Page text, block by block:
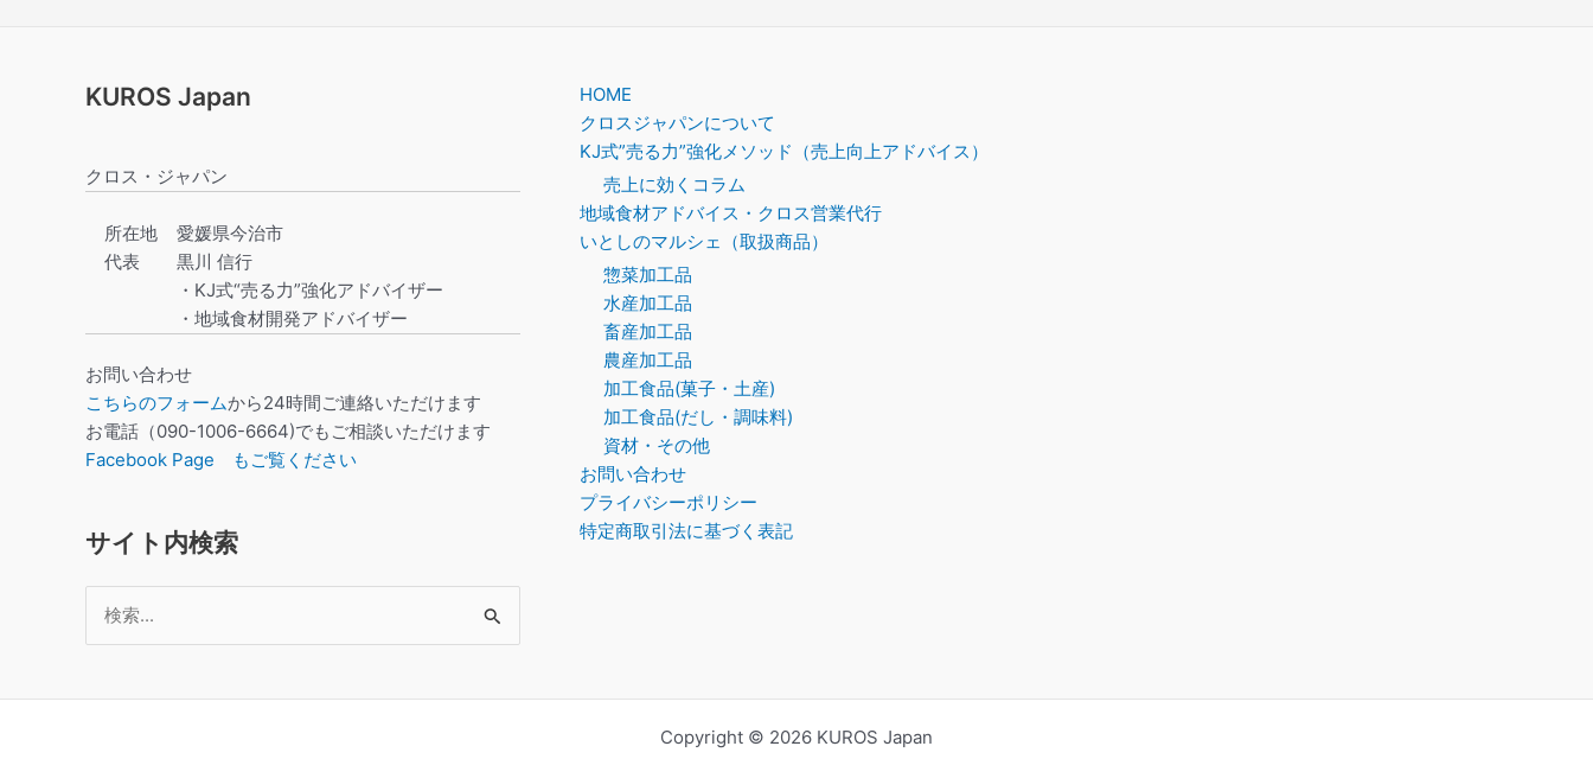
KUROS Japan
クロス・ジャパン
所在地
代表
愛媛県今治市
黒川 信行
・KJ式“売る力”強化アドバイザー
・地域食材開発アドバイザー
お問い合わせ
こちらのフォームから24時間ご連絡いただけます
お電話（090-1006-6664)でもご相談いただけます
Facebook Page もご覧ください
サイト内検索
索
象:
HOME
クロスジャパンについて
KJ式”売る力”強化メソッド（売上向上アドバイス）
売上に効くコラム
地域食材アドバイス・クロス営業代行
いとしのマルシェ（取扱商品）
惣菜加工品
水産加工品
畜産加工品
農産加工品
加工食品(菓子・土産)
加工食品(だし・調味料)
資材・その他
お問い合わせ
プライバシーポリシー
特定商取引法に基づく表記
Copyright © 2026 KUROS Japan